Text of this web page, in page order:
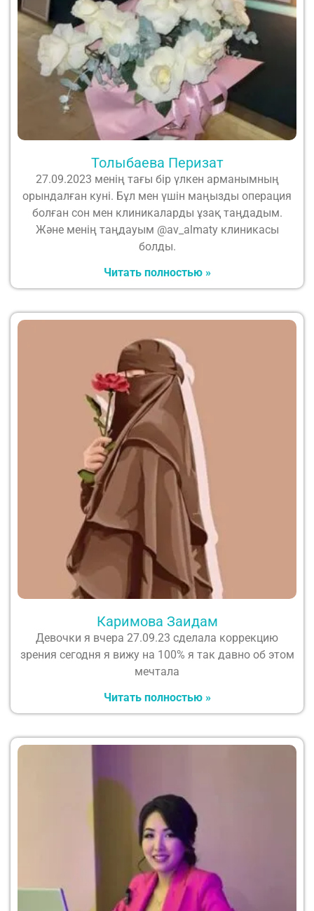
Толыбаева Перизат
27.09.2023 менің тағы бір үлкен арманымның
орындалған куні. Бұл мен үшін маңызды операция
болған сон мен клиникаларды ұзақ таңдадым.
Және менің таңдауым @av_almaty клиникасы
болды.
Читать полностью »
Каримова Заидам
Девочки я вчера 27.09.23 сделала коррекцию
зрения сегодня я вижу на 100% я так давно об этом
мечтала
Читать полностью »